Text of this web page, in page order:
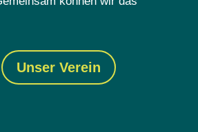
Unser Verein